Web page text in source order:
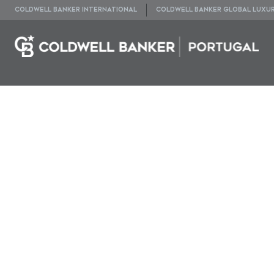
COLDWELL BANKER INTERNATIONAL COLDWELL BANKER GLOBAL